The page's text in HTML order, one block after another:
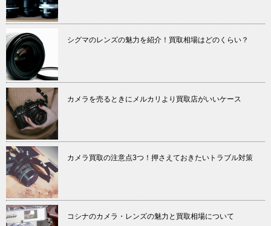
シグマのレンズの魅力を紹介！買取相場はどのくらい？
カメラを売るときにメルカリより買取店がいいケース
カメラ買取の注意点3つ！押さえておきたいトラブル対策
コシナのカメラ・レンズの魅力と買取相場について